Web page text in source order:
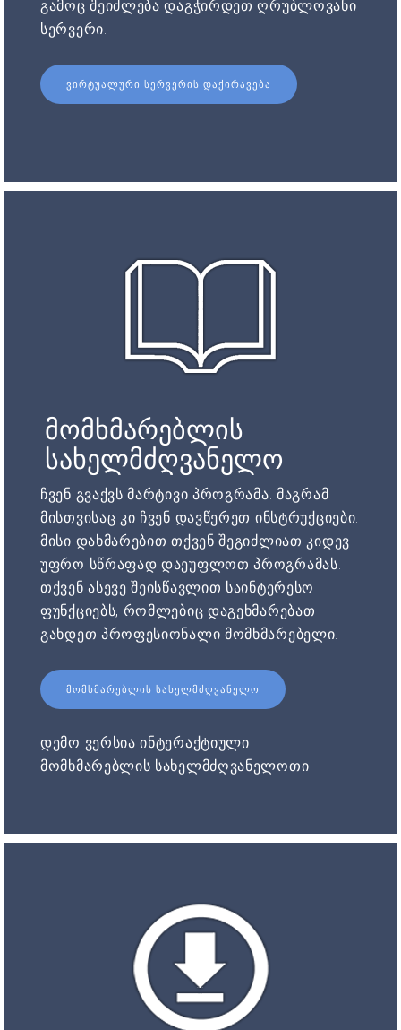
გამოც შეიძლება დაგჭირდეთ ღრუბლოვანი
სერვერი.
ᲕᲘᲠᲢᲣᲐᲚᲣᲠᲘ ᲡᲔᲠᲕᲔᲠᲘᲡ ᲓᲐᲥᲘᲠᲐᲕᲔᲑᲐ
მომხმარებლის
სახელმძღვანელო
ჩვენ გვაქვს მარტივი პროგრამა. მაგრამ
მისთვისაც კი ჩვენ დავწერეთ ინსტრუქციები.
მისი დახმარებით თქვენ შეგიძლიათ კიდევ
უფრო სწრაფად დაეუფლოთ პროგრამას.
თქვენ ასევე შეისწავლით საინტერესო
ფუნქციებს, რომლებიც დაგეხმარებათ
გახდეთ პროფესიონალი მომხმარებელი.
ᲛᲝᲛᲮᲛᲐᲠᲔᲑᲚᲘᲡ ᲡᲐᲮᲔᲚᲛᲫᲦᲕᲐᲜᲔᲚᲝ
დემო ვერსია ინტერაქტიული
მომხმარებლის სახელმძღვანელოთი